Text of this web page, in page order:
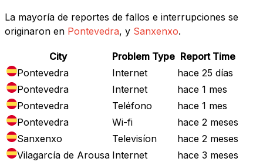
La mayoría de reportes de fallos e interrupciones se
originaron en Pontevedra, y Sanxenxo.
City Problem Type Report Time
Pontevedra
Internet
hace 25 días
Pontevedra
Internet
hace 1 mes
Pontevedra
Teléfono
hace 1 mes
Pontevedra
Wi-fi
hace 2 meses
Sanxenxo
Televisíon
hace 2 meses
Vilagarcía de Arousa Internet hace 3 meses